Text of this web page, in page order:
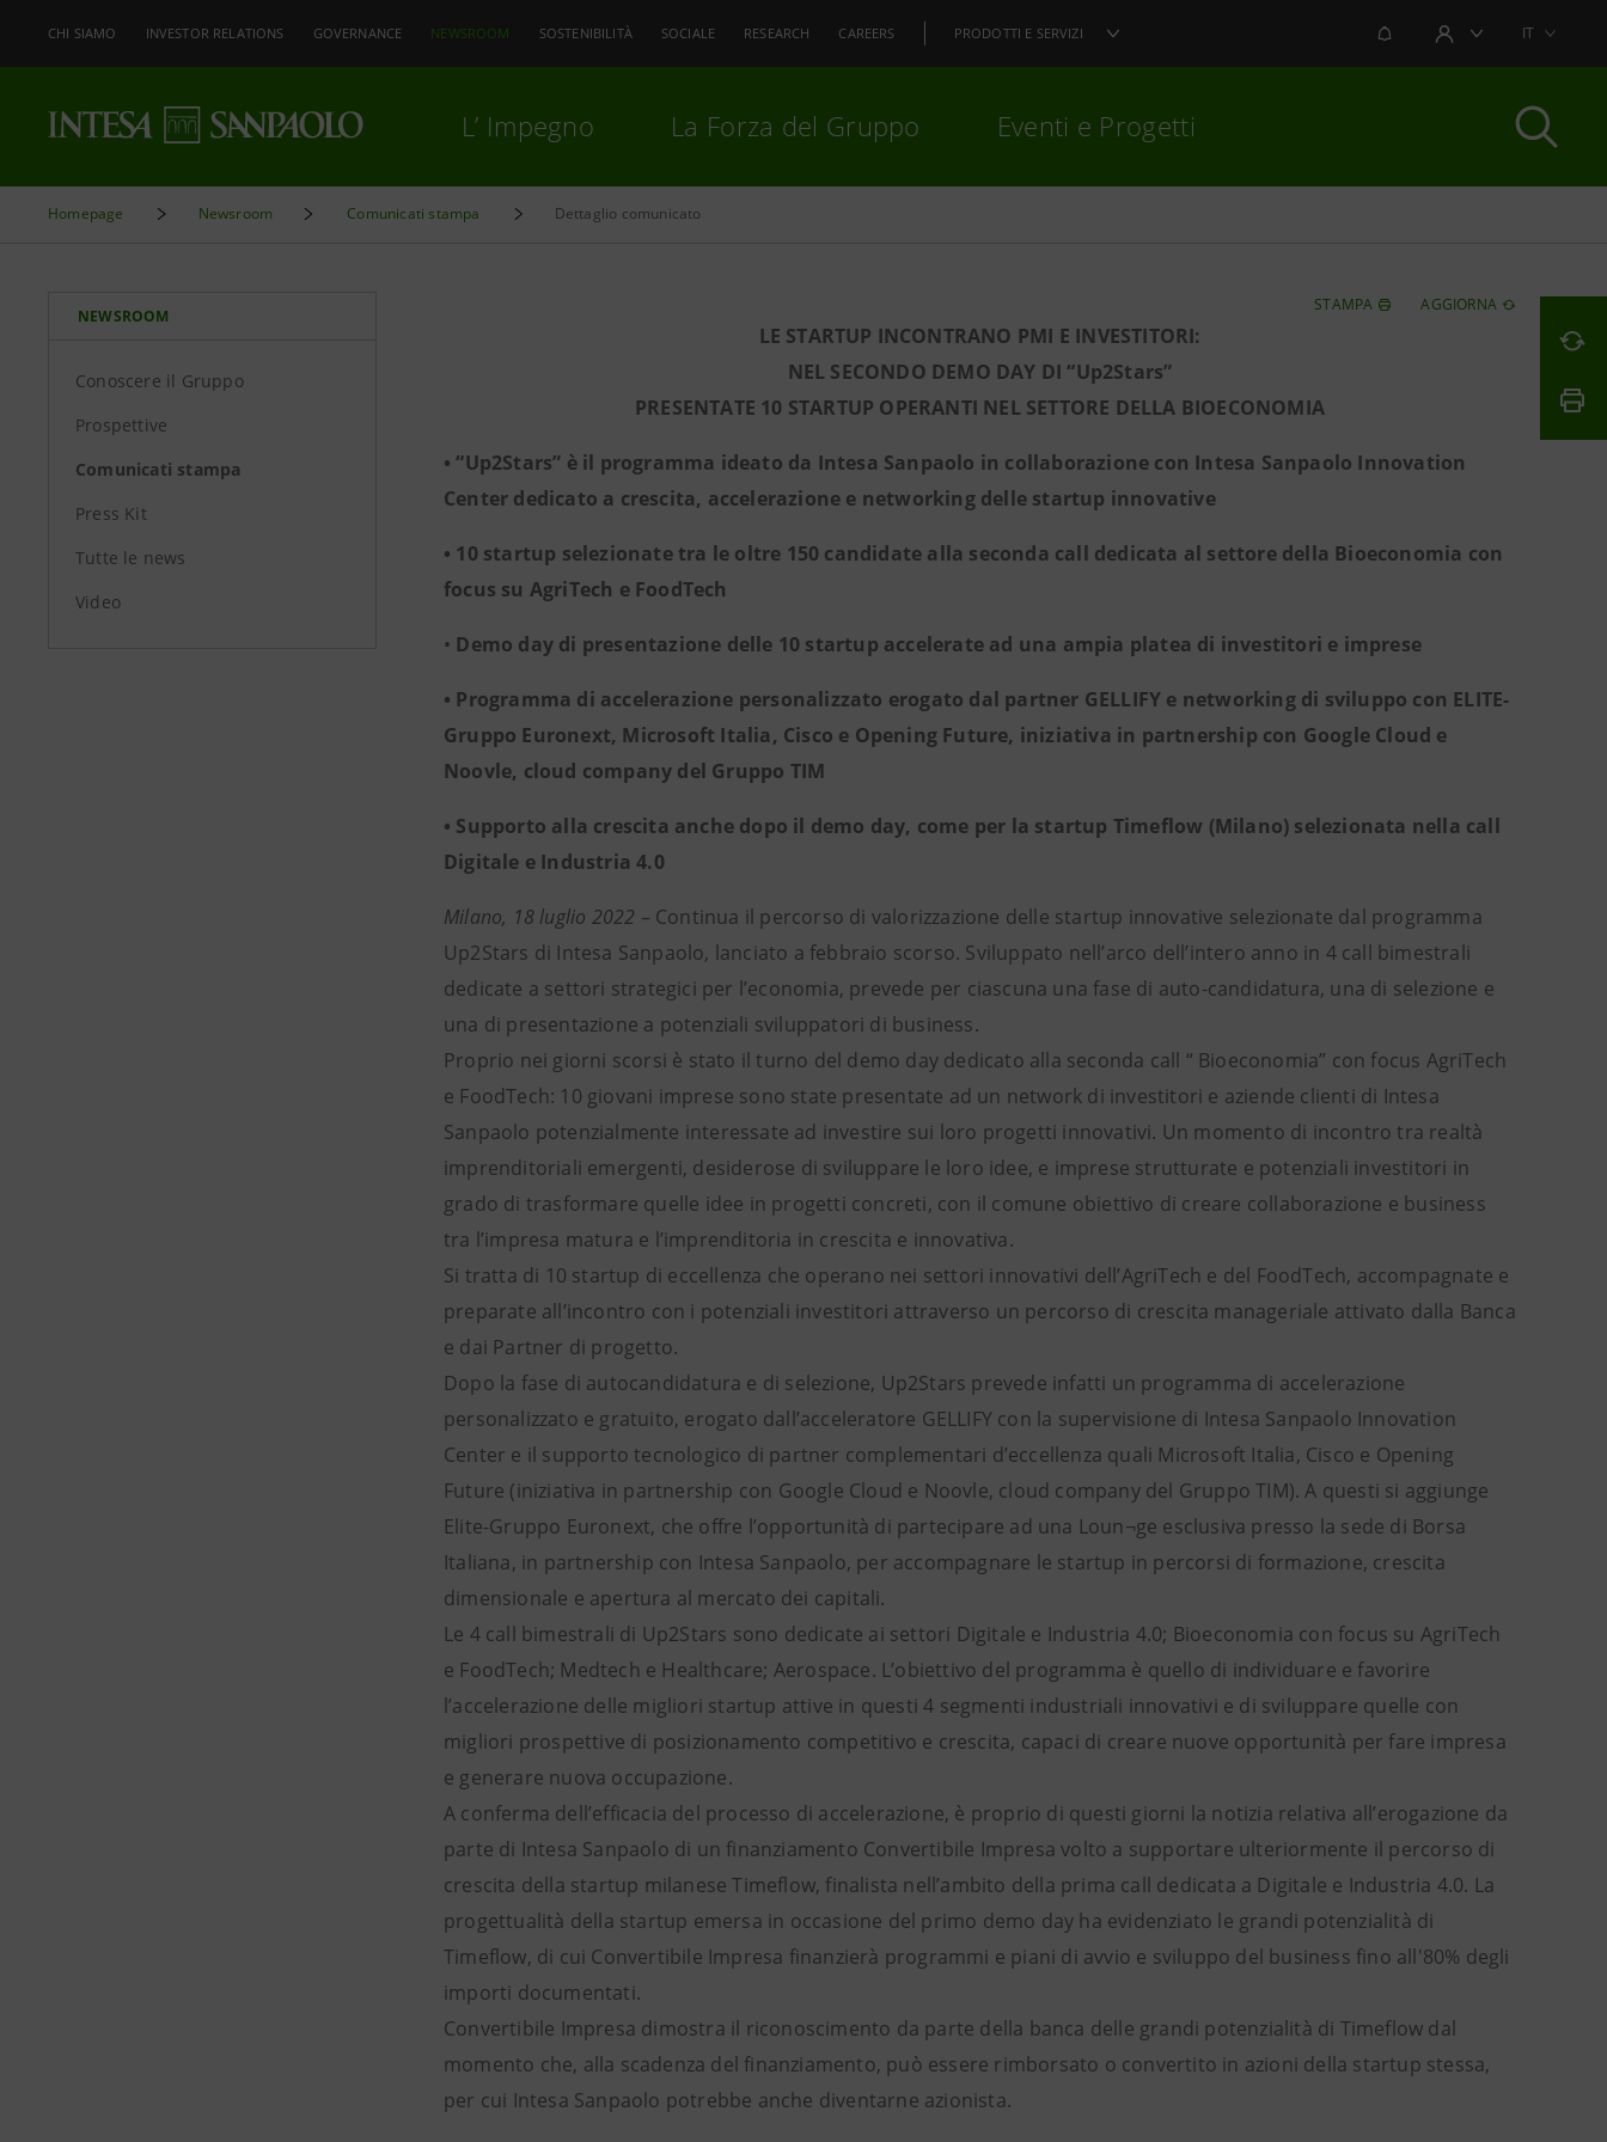
CHI SIAMO INVESTOR RELATIONS GOVERNANCE NEWSROOM SOSTENIBILITÀ SOCIALE RESEARCH CAREERS PRODOTTI E SERVIZI NOTIFICHEAREA UTENTEIT
L’ Impegno La Forza del Gruppo Eventi e Progetti
Homepage Newsroom Comunicati stampa Dettaglio comunicato
NEWSROOM
Conoscere il Gruppo
Prospettive
Comunicati stampa
Press Kit
Tutte le news
Video
STAMPA AGGIORNA
LE STARTUP INCONTRANO PMI E INVESTITORI:
NEL SECONDO DEMO DAY DI “Up2Stars”
PRESENTATE 10 STARTUP OPERANTI NEL SETTORE DELLA BIOECONOMIA
• “Up2Stars” è il programma ideato da Intesa Sanpaolo in collaborazione con Intesa Sanpaolo Innovation
Center dedicato a crescita, accelerazione e networking delle startup innovative
• 10 startup selezionate tra le oltre 150 candidate alla seconda call dedicata al settore della Bioeconomia con
focus su AgriTech e FoodTech
• Demo day di presentazione delle 10 startup accelerate ad una ampia platea di investitori e imprese
• Programma di accelerazione personalizzato erogato dal partner GELLIFY e networking di sviluppo con ELITE-
Gruppo Euronext, Microsoft Italia, Cisco e Opening Future, iniziativa in partnership con Google Cloud e
Noovle, cloud company del Gruppo TIM
• Supporto alla crescita anche dopo il demo day, come per la startup Timeflow (Milano) selezionata nella call
Digitale e Industria 4.0
Milano, 18 luglio 2022 – Continua il percorso di valorizzazione delle startup innovative selezionate dal programma
Up2Stars di Intesa Sanpaolo, lanciato a febbraio scorso. Sviluppato nell’arco dell’intero anno in 4 call bimestrali
dedicate a settori strategici per l’economia, prevede per ciascuna una fase di auto-candidatura, una di selezione e
una di presentazione a potenziali sviluppatori di business.
Proprio nei giorni scorsi è stato il turno del demo day dedicato alla seconda call “ Bioeconomia” con focus AgriTech
e FoodTech: 10 giovani imprese sono state presentate ad un network di investitori e aziende clienti di Intesa
Sanpaolo potenzialmente interessate ad investire sui loro progetti innovativi. Un momento di incontro tra realtà
imprenditoriali emergenti, desiderose di sviluppare le loro idee, e imprese strutturate e potenziali investitori in
grado di trasformare quelle idee in progetti concreti, con il comune obiettivo di creare collaborazione e business
tra l’impresa matura e l’imprenditoria in crescita e innovativa.
Si tratta di 10 startup di eccellenza che operano nei settori innovativi dell’AgriTech e del FoodTech, accompagnate e
preparate all’incontro con i potenziali investitori attraverso un percorso di crescita manageriale attivato dalla Banca
e dai Partner di progetto.
Dopo la fase di autocandidatura e di selezione, Up2Stars prevede infatti un programma di accelerazione
personalizzato e gratuito, erogato dall’acceleratore GELLIFY con la supervisione di Intesa Sanpaolo Innovation
Center e il supporto tecnologico di partner complementari d’eccellenza quali Microsoft Italia, Cisco e Opening
Future (iniziativa in partnership con Google Cloud e Noovle, cloud company del Gruppo TIM). A questi si aggiunge
Elite-Gruppo Euronext, che offre l’opportunità di partecipare ad una Loun¬ge esclusiva presso la sede di Borsa
Italiana, in partnership con Intesa Sanpaolo, per accompagnare le startup in percorsi di formazione, crescita
dimensionale e apertura al mercato dei capitali.
Le 4 call bimestrali di Up2Stars sono dedicate ai settori Digitale e Industria 4.0; Bioeconomia con focus su AgriTech
e FoodTech; Medtech e Healthcare; Aerospace. L’obiettivo del programma è quello di individuare e favorire
l’accelerazione delle migliori startup attive in questi 4 segmenti industriali innovativi e di sviluppare quelle con
migliori prospettive di posizionamento competitivo e crescita, capaci di creare nuove opportunità per fare impresa
e generare nuova occupazione.
A conferma dell’efficacia del processo di accelerazione, è proprio di questi giorni la notizia relativa all’erogazione da
parte di Intesa Sanpaolo di un finanziamento Convertibile Impresa volto a supportare ulteriormente il percorso di
crescita della startup milanese Timeflow, finalista nell’ambito della prima call dedicata a Digitale e Industria 4.0. La
progettualità della startup emersa in occasione del primo demo day ha evidenziato le grandi potenzialità di
Timeflow, di cui Convertibile Impresa finanzierà programmi e piani di avvio e sviluppo del business fino all'80% degli
importi documentati.
Convertibile Impresa dimostra il riconoscimento da parte della banca delle grandi potenzialità di Timeflow dal
momento che, alla scadenza del finanziamento, può essere rimborsato o convertito in azioni della startup stessa,
per cui Intesa Sanpaolo potrebbe anche diventarne azionista.